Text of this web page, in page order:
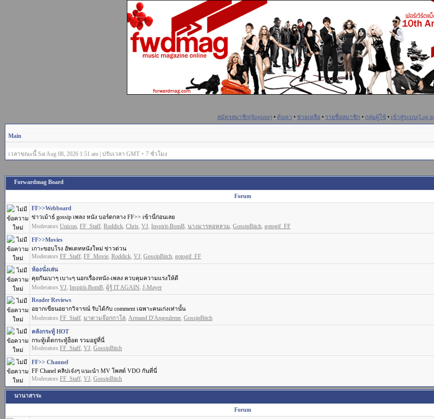
สมัครสมาชิก(Register) • ค้นหา • ช่วยเหลือ • รายชื่อสมาชิก • กลุ่มผู้ใช้ • เข้าสู่ระบบ(Log
Main
เวลาขณะนี้ Sat Aug 08, 2026 1:51 am | ปรับเวลา GMT + 7 ชั่วโมง
Forwardmag Board
Forum
FF>>Webboard
ข่าวเม้าธ์ gossip เพลง หนัง บอร์ดกลาง FF>> เข้านี่ก่อนเลย
Moderators Unicon, FF_Staff, Roddick, Chris, VJ, Inspirit-BomB, นางมารหอหลวม, GossipBitch, gotogif_FF
FF>>Movies
เกาะขอบโรง อัพเดทหนังใหม่ ข่าวด่วน
Moderators FF_Staff, FF_Movie, Roddick, VJ, GossipBitch, gotogif_FF
ห้องนั่งเล่น
คุยกันเบาๆ เบาะๆ นอกเรื่องหนัง-เพลง ควบคุมความแรงให้ดี
Moderators VJ, Inspirit-BomB, ผู้รู้ IT AGAIN, J-Mayer
Reader Reviews
อยากเขียนอยากวิจารณ์ รับได้กับ comment เฉพาะคนเก่งเท่านั้น
Moderators FF_Staff, มาดามจ๊อกกาโล่, Armand D'Angouleme, GossipBitch
คลังกระทู้ HOT
กระทู้เด็ดกระทู้ฮ็อต รวมอยู่ที่นี่
Moderators FF_Staff, VJ, GossipBitch
FF>> Channel
FF Chanel คลิปเจ๋งๆ แนะนำ MV โพสต์ VDO กันที่นี่
Moderators FF_Staff, VJ, GossipBitch
นานาสาระ
Forum